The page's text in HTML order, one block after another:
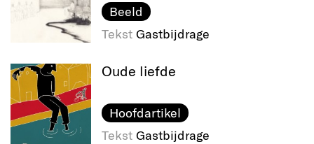
Beeld
Tekst Gastbijdrage
Oude liefde
Hoofdartikel
Tekst Gastbijdrage